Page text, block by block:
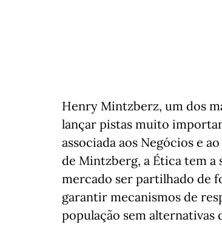
Henry Mintzberz, um dos
lançar pistas muito
associada aos Negócios e
de Mintzberg, a Ética tem a
mercado ser partilhado de
garantir mecanismos de
população sem alternativas